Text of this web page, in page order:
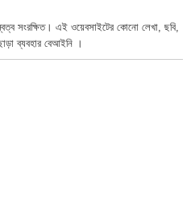
সংরক্ষিত। এই ওয়েবসাইটের কোনো লেখা, ছবি,
ব্যবহার বেআইনি ।